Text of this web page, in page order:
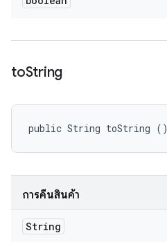
toString
public String toString ()
การคืนสินค้า
String